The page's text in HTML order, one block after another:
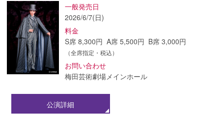
一般発売日
2026/6/7(日)
料金
S席 8,300円 A席 5,500円 B席 3,000円
（全席指定・税込）
お問い合わせ
梅田芸術劇場メインホール
公演詳細